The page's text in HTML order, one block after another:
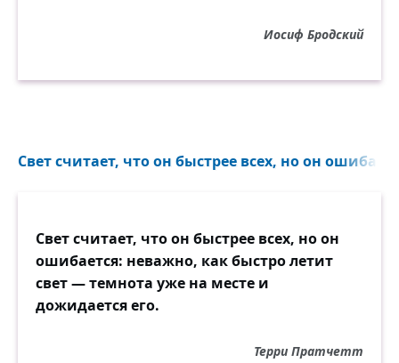
Иосиф Бродский
Свет считает, что он быстрее всех, но он
Свет считает, что он быстрее всех, но он
ошибается: неважно, как быстро летит
свет — темнота уже на месте и
дожидается его.
Терри Пратчетт